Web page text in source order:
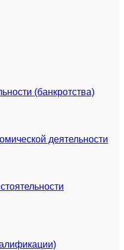
(банкротства)
деятельности